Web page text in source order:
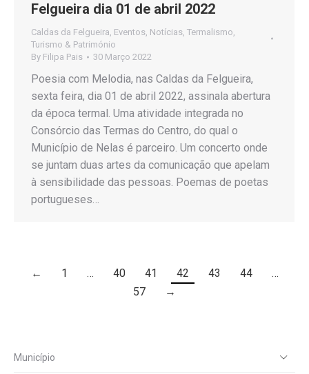
Felgueira dia 01 de abril 2022
Caldas da Felgueira, Eventos, Notícias, Termalismo,
Turismo & Património
By Filipa Pais 30 Março 2022
Poesia com Melodia, nas Caldas da Felgueira,
sexta feira, dia 01 de abril 2022, assinala abertura
da época termal. Uma atividade integrada no
Consórcio das Termas do Centro, do qual o
Município de Nelas é parceiro. Um concerto onde
se juntam duas artes da comunicação que apelam
à sensibilidade das pessoas. Poemas de poetas
portugueses…
← 1 … 40 41 42 43 44
…
57
→
Município